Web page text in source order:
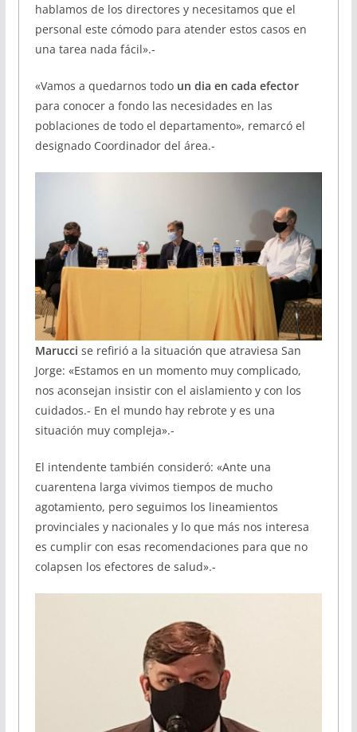
hablamos de los directores y necesitamos que el
personal este cómodo para atender estos casos en
una tarea nada fácil».-
«Vamos a quedarnos todo un dia en cada efector
para conocer a fondo las necesidades en las
poblaciones de todo el departamento», remarcó el
designado Coordinador del área.-
Marucci se refirió a la situación que atraviesa San
Jorge: «Estamos en un momento muy complicado,
nos aconsejan insistir con el aislamiento y con los
cuidados.- En el mundo hay rebrote y es una
situación muy compleja».-
El intendente también consideró: «Ante una
cuarentena larga vivimos tiempos de mucho
agotamiento, pero seguimos los lineamientos
provinciales y nacionales y lo que más nos interesa
es cumplir con esas recomendaciones para que no
colapsen los efectores de salud».-